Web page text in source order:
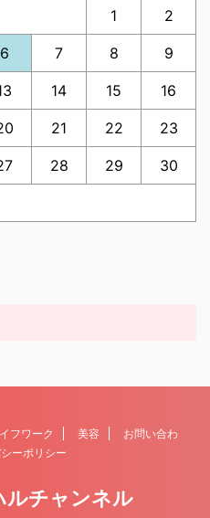
1 2
6 7 8 9
14 15 16
21 22 23
28 29 30
フワーク 美容
お問い合わ
ーポリシー
ルチャンネル